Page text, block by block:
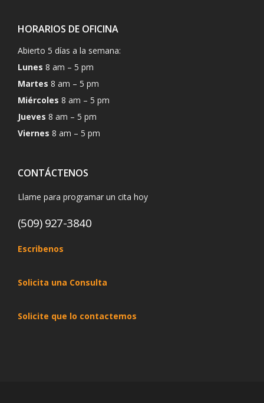
HORARIOS DE OFICINA
Abierto 5 días a la semana:
Lunes 8 am – 5 pm
Martes 8 am – 5 pm
Miércoles 8 am – 5 pm
Jueves 8 am – 5 pm
Viernes 8 am – 5 pm
CONTÁCTENOS
Llame para programar un cita hoy
(509) 927-3840
Escribenos
Solicita una Consulta
Solicite que lo contactemos